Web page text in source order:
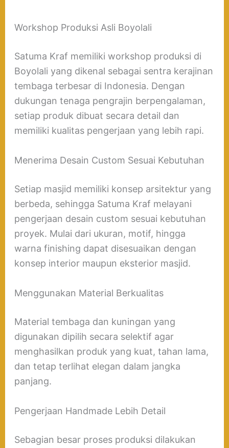
Workshop Produksi Asli Boyolali
Satuma Kraf memiliki workshop produksi di
Boyolali yang dikenal sebagai sentra kerajinan
tembaga terbesar di Indonesia. Dengan
dukungan tenaga pengrajin berpengalaman,
setiap produk dibuat secara detail dan
memiliki kualitas pengerjaan yang lebih rapi.
Menerima Desain Custom Sesuai Kebutuhan
Setiap masjid memiliki konsep arsitektur yang
berbeda, sehingga Satuma Kraf melayani
pengerjaan desain custom sesuai kebutuhan
proyek. Mulai dari ukuran, motif, hingga
warna finishing dapat disesuaikan dengan
konsep interior maupun eksterior masjid.
Menggunakan Material Berkualitas
Material tembaga dan kuningan yang
digunakan dipilih secara selektif agar
menghasilkan produk yang kuat, tahan lama,
dan tetap terlihat elegan dalam jangka
panjang.
Pengerjaan Handmade Lebih Detail
Sebagian besar proses produksi dilakukan